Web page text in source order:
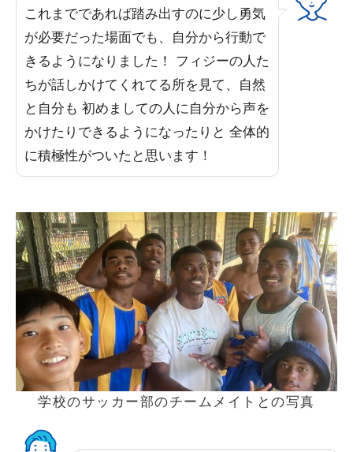
これまでであれば踏み出すのに少し勇気
が必要だった場面でも、自分から行動で
きるようになりました！ フィジーの人た
ちが話しかけてくれてる所を見て、自然
と自分も 初めましての人に自分から声を
かけたりできるようになったりと 全体的
に積極性がついたと思います！
学校のサッカー部のチームメイトとの写真